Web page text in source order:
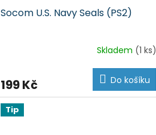
Socom U.S. Navy Seals (PS2)
Skladem (1 ks)
199 Kč Do košíku
Tip